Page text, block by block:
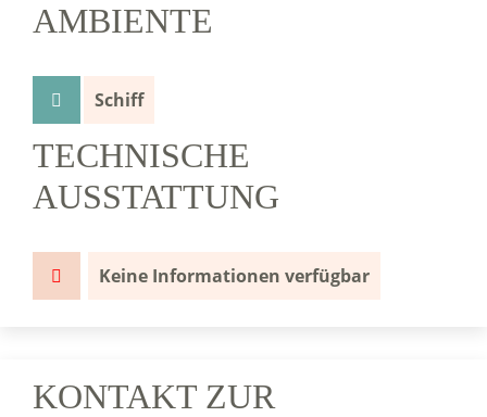
AMBIENTE
Schiff
TECHNISCHE
AUSSTATTUNG
Keine Informationen verfügbar
KONTAKT ZUR